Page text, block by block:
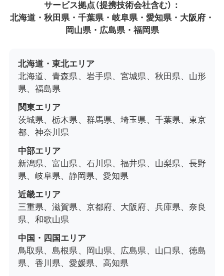
サービス拠点（提携技術会社含む）：
北海道・秋田県・千葉県・岐阜県・愛知県・大阪府・
岡山県・広島県・福岡県
北海道・東北エリア
北海道、青森県、岩手県、宮城県、秋田県、山形
県、福島県
関東エリア
茨城県、栃木県、群馬県、埼玉県、千葉県、東京
都、神奈川県
中部エリア
新潟県、富山県、石川県、福井県、山梨県、長野
県、岐阜県、静岡県、愛知県
近畿エリア
三重県、滋賀県、京都府、大阪府、兵庫県、奈良
県、和歌山県
中国・四国エリア
鳥取県、島根県、岡山県、広島県、山口県、徳島
県、香川県、愛媛県、高知県